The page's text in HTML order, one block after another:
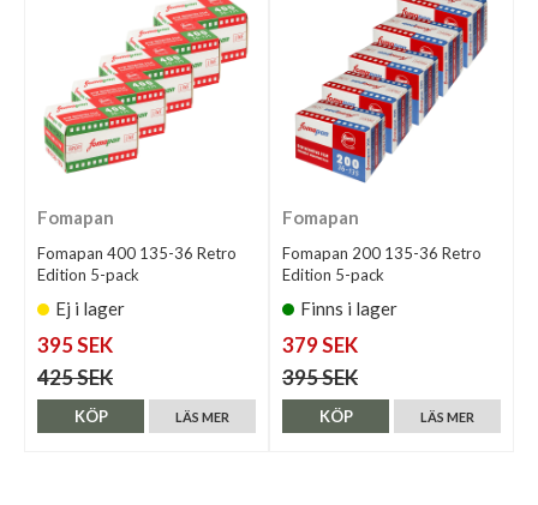
Fomapan
Fomapan 400 135-36 Retro
Edition 5-pack
Ej i lager
395 SEK
425 SEK
LÄS MER
KÖP
Fomapan
Fomapan 200 135-36 Retro
Edition 5-pack
Finns i lager
379 SEK
395 SEK
LÄS MER
KÖP